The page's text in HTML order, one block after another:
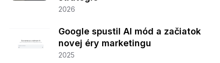
2026
Google spustil AI mód a začiatok
novej éry marketingu
2025